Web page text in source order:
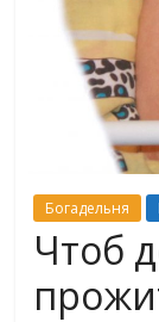
Богадельня
Чтоб